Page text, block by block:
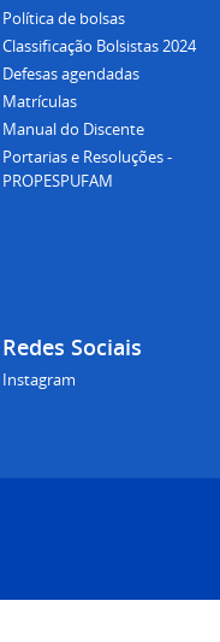
Política de bolsas
Classificação Bolsistas 2024
Defesas agendadas
Matrículas
Manual do Discente
Portarias e Resoluções -
PROPESPUFAM
Redes Sociais
Instagram